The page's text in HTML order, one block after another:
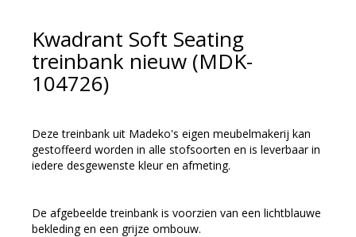
Kwadrant Soft Seating
treinbank nieuw (MDK-
104726)
Deze treinbank uit Madeko's eigen meubelmakerij kan
gestoffeerd worden in alle stofsoorten en is leverbaar in
iedere desgewenste kleur en afmeting.
De afgebeelde treinbank is voorzien van een lichtblauwe
bekleding en een grijze ombouw.